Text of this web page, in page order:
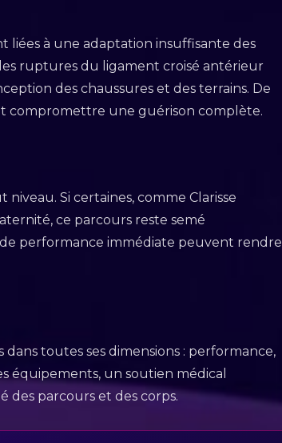
liées à une adaptation insuffisante des
ruptures du ligament croisé antérieur
des chaussures et des terrains. De
compromettre une guérison complète.
Si certaines, comme Clarisse
ce parcours reste semé
performance immédiate peuvent rendre
toutes ses dimensions : performance,
équipements, un soutien médical
parcours et des corps.